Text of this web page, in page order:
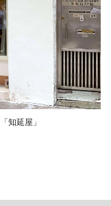
「知延屋」